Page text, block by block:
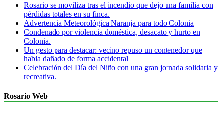
Rosario se moviliza tras el incendio que dejo una familia con
pérdidas totales en su finca.
Advertencia Meteorológica Naranja para todo Colonia
Condenado por violencia doméstica, desacato y hurto en
Colonia.
Un gesto para destacar: vecino repuso un contenedor que
había dañado de forma accidental
Celebración del Día del Niño con una gran jornada solidaria y
recreativa.
Rosario Web